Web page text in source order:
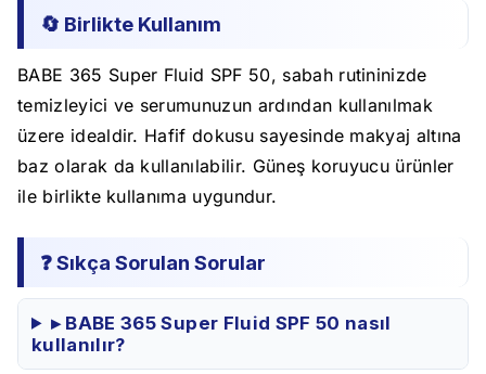
🔄 Birlikte Kullanım
BABE 365 Super Fluid SPF 50, sabah rutininizde
temizleyici ve serumunuzun ardından kullanılmak
üzere idealdir. Hafif dokusu sayesinde makyaj altına
baz olarak da kullanılabilir. Güneş koruyucu ürünler
ile birlikte kullanıma uygundur.
❓ Sıkça Sorulan Sorular
▸ BABE 365 Super Fluid SPF 50 nasıl
kullanılır?